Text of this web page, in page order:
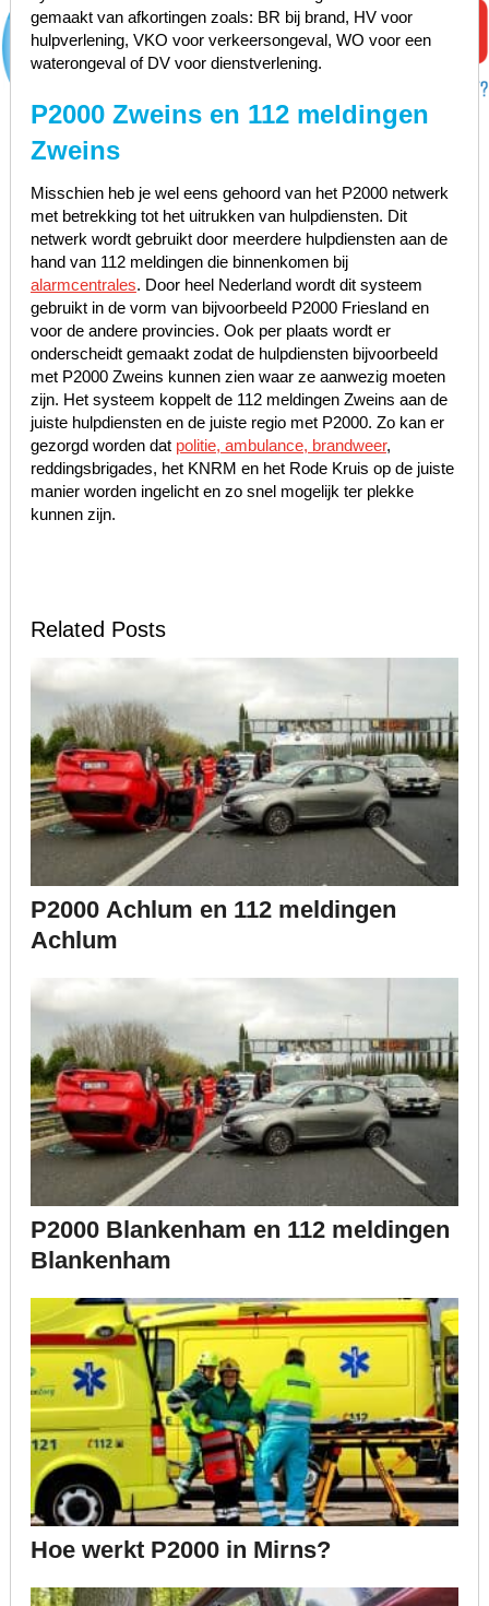
gemaakt van afkortingen zoals: BR bij brand, HV voor
hulpverlening, VKO voor verkeersongeval, WO voor een
waterongeval of DV voor dienstverlening.
P2000 Zweins en 112 meldingen
Zweins
Misschien heb je wel eens gehoord van het P2000 netwerk
met betrekking tot het uitrukken van hulpdiensten. Dit
netwerk wordt gebruikt door meerdere hulpdiensten aan de
hand van 112 meldingen die binnenkomen bij
alarmcentrales. Door heel Nederland wordt dit systeem
gebruikt in de vorm van bijvoorbeeld P2000 Friesland en
voor de andere provincies. Ook per plaats wordt er
onderscheidt gemaakt zodat de hulpdiensten bijvoorbeeld
met P2000 Zweins kunnen zien waar ze aanwezig moeten
zijn. Het systeem koppelt de 112 meldingen Zweins aan de
juiste hulpdiensten en de juiste regio met P2000. Zo kan er
gezorgd worden dat politie, ambulance, brandweer,
reddingsbrigades, het KNRM en het Rode Kruis op de juiste
manier worden ingelicht en zo snel mogelijk ter plekke
kunnen zijn.
Related Posts
P2000 Achlum en 112 meldingen
Achlum
P2000 Blankenham en 112 meldingen
Blankenham
Hoe werkt P2000 in Mirns?